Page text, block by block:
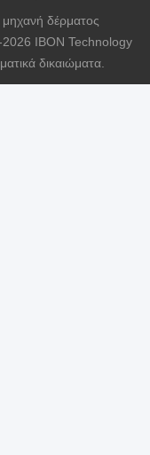
δέρματος
2026 IBON Technology
δικαιώματα.